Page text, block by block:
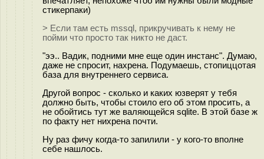
стикерпаки)
> Если там есть mssql, прикручивать к нему не
пойми что просто так никто не даст.
"ээ.. Вадик, подними мне еще один инстанс". Думаю,
даже не спросит, нахрена. Подумаешь, стопиццотая
база для внутреннего сервиса.
Другой вопрос - сколько и каких юзверят у тебя
должно быть, чтобы стоило его об этом просить, а
не обойтись тут же валяющейся sqlite. В этой базе ж
по факту нет нихрена почти.
Ну раз фичу когда-то запилили - у кого-то вполне
себе нашлось.